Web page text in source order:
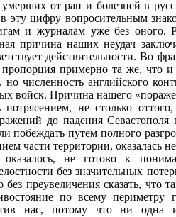
умерших от ран и болезней в
эту цифру вопросительным
и журналам уже без оного.
причина наших неудач
действительности. Во
пропорция примерно та же,
численность английского
войск. Причина нашего
не столько
до падения
побеждать путем полного
части территории, оказалась
оказалось, не готово к
без значительных
преувеличения сказать, что
по всему периметру
нас, потому что ни